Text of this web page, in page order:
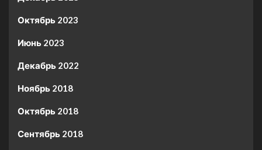
Октябрь 2023
Июнь 2023
Декабрь 2022
Ноябрь 2018
Октябрь 2018
Сентябрь 2018